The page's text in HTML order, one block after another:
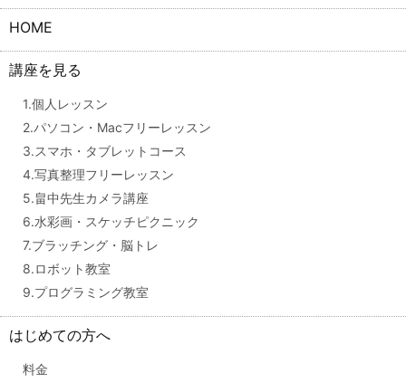
HOME
講座を見る
1.個人レッスン
2.パソコン・Macフリーレッスン
3.スマホ・タブレットコース
4.写真整理フリーレッスン
5.畠中先生カメラ講座
6.水彩画・スケッチピクニック
7.ブラッチング・脳トレ
8.ロボット教室
9.プログラミング教室
はじめての方へ
料金